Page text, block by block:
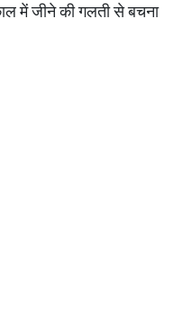
में जीने की गलती से बचना